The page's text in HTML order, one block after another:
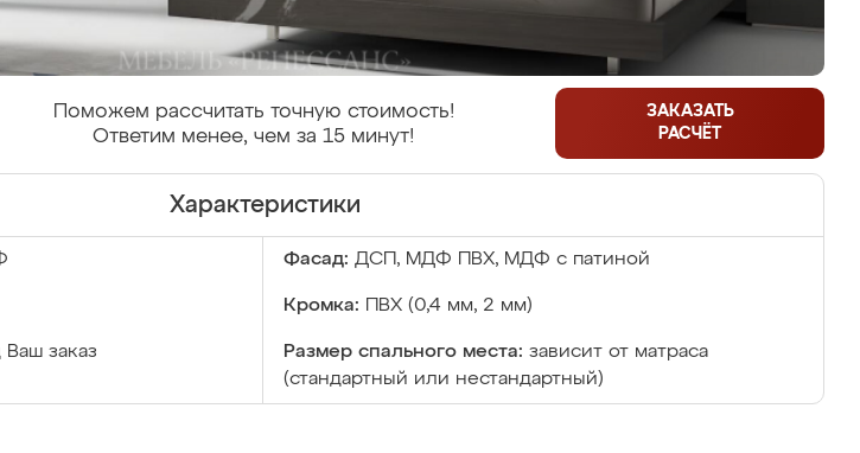
Поможем рассчитать точную стоимость!
Ответим менее, чем за 15 минут!
ЗАКАЗАТЬ
РАСЧЁТ
Характеристики
Фасад: ДСП, МДФ ПВХ, МДФ с патиной
Кромка: ПВХ (0,4 мм, 2 мм)
заказ Размер спального места: зависит от матраса
(стандартный или нестандартный)